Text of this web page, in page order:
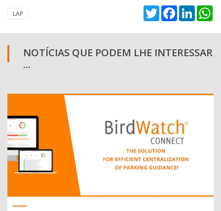
LAP TwitterFacebook
NOTÍCIAS QUE PODEM LHE INTERESSAR
...